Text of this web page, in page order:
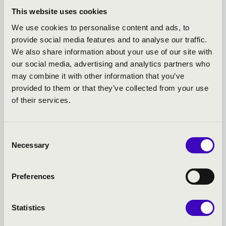
This website uses cookies
We use cookies to personalise content and ads, to
provide social media features and to analyse our traffic.
We also share information about your use of our site with
our social media, advertising and analytics partners who
may combine it with other information that you’ve
provided to them or that they’ve collected from your use
of their services.
Selection
Necessary
Preferences
Statistics
igent egy közös estére, egy rég halogato...
Bővebben